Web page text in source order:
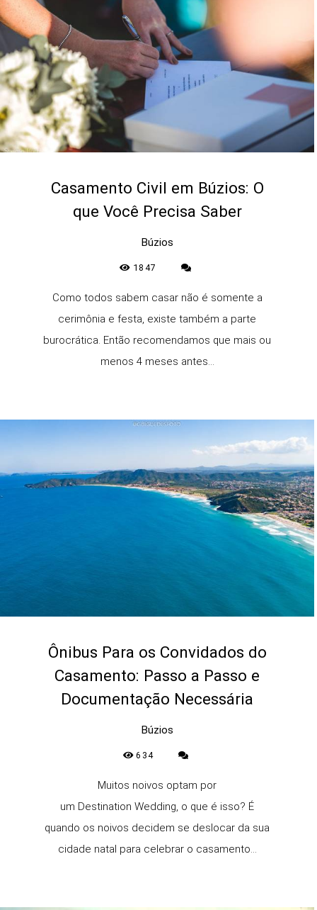
Casamento Civil em Búzios: O
que Você Precisa Saber
Búzios
1847
Como todos sabem casar não é somente a
cerimônia e festa, existe também a parte
burocrática. Então recomendamos que mais ou
menos 4 meses antes...
Ônibus Para os Convidados do
Casamento: Passo a Passo e
Documentação Necessária
Búzios
634
Muitos noivos optam por
um Destination Wedding, o que é isso? É
quando os noivos decidem se deslocar da sua
cidade natal para celebrar o casamento...